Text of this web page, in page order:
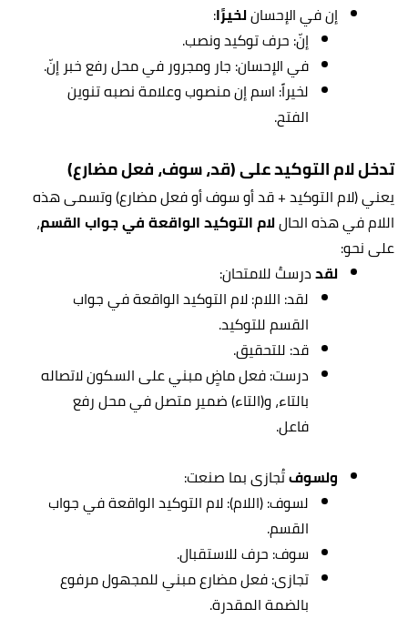
إن في الإحسانلخيرًا:
إنّ: حرف توكيد ونصب.
في الإحسان: جار ومجرور في محل رفع خبر إنّ.
لخيراً: اسم إن منصوب وعلامة نصبه تنوين
الفتح.
تدخل لام التوكيد على (قد، سوف، فعل مضارع)
يعني (لام التوكيد + قد أو سوف أو فعل مضارع) وتسمى هذه
اللام في هذه الحاللام التوكيد الواقعة في جواب القسم،
على نحو:
لقددرستُ للامتحان:
لقد: اللام: لام التوكيد الواقعة في جواب
القسم للتوكيد.
قد: للتحقيق.
درست: فعل ماضٍ مبني على السكون لاتصاله
بالتاء، و(التاء) ضمير متصل في محل رفع
فاعل.
ولسوفتُجازى بما صنعت:
لسوف: (اللام): لام التوكيد الواقعة في جواب
القسم.
سوف: حرف للاستقبال.
تجازى: فعل مضارع مبني للمجهول مرفوع
بالضمة المقدرة.